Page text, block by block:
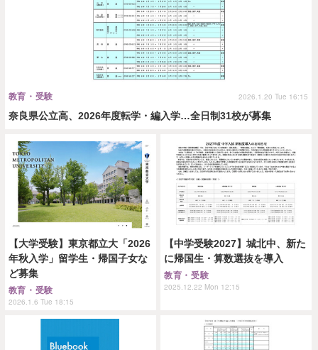
奈良県公立高、2026年度転学・編入学…全日制31校が募集
教育・受験 2026.1.20 Tue 16:15
【大学受験】東京都立大「2026
年秋入学」留学生・帰国子女な
ど募集
教育・受験
2026.1.6 Tue 18:15
【中学受験2027】城北中、新た
に帰国生・算数選抜を導入
教育・受験
2025.12.22 Mon 12:15